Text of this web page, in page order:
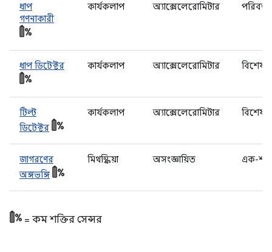
ধাপ
গণনাকারী
কার্যকলাপ অ্যাক্সেলেরোমিটার
ধাপ ডিটেক্টর কার্যকলাপ অ্যাক্সেলেরোমিটার বিশেষ
টিল্ট
ডিটেক্টর
কার্যকলাপ অ্যাক্সেলেরোমিটার বিশেষ
জাগরণের
অঙ্গভঙ্গি
মিথস্ক্রিয়া অসংজ্ঞায়িত এক-শট
= কম শক্তির সেন্সর